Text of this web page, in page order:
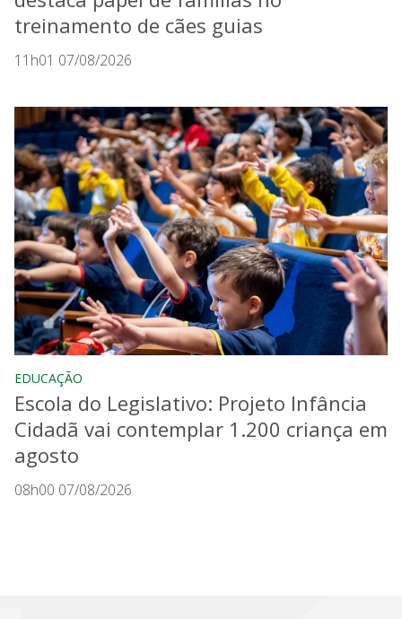
treinamento de cães guias
11h01 07/08/2026
EDUCAÇÃO
Escola do Legislativo: Projeto Infância
Cidadã vai contemplar 1.200 criança em
agosto
08h00 07/08/2026